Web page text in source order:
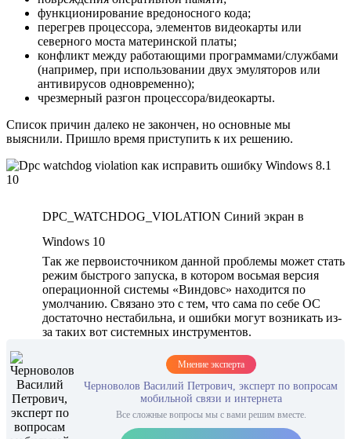
функционирование вредоносного кода;
перегрев процессора, элементов видеокарты или
северного моста материнской платы;
конфликт между работающими программами/службами
(например, при использовании двух эмуляторов или
антивирусов одновременно);
чрезмерный разгон процессора/видеокарты.
Список причин далеко не закончен, но основные мы
выяснили. Пришло время приступить к их решению.
DPC_WATCHDOG_VIOLATION Синий экран в
Windows 10
Так же первоисточником данной проблемы может стать
режим быстрого запуска, в котором восьмая версия
операционной системы «Виндовс» находится по
умолчанию. Связано это с тем, что сама по себе ОС
достаточно нестабильна, и ошибки могут возникать из-
за таких вот системных инструментов.
Мнение эксперта
Черноволов Василий Петрович, эксперт по вопросам
мобильной связи и интернета
Все сложные вопросы мы с вами решим вместе.